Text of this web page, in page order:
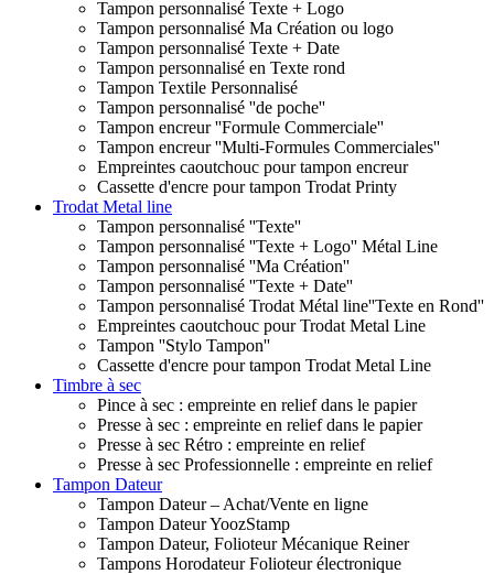
Tampon personnalisé Texte + Logo
Tampon personnalisé Ma Création ou logo
Tampon personnalisé Texte + Date
Tampon personnalisé en Texte rond
Tampon Textile Personnalisé
Tampon personnalisé ''de poche''
Tampon encreur ''Formule Commerciale''
Tampon encreur ''Multi-Formules Commerciales''
Empreintes caoutchouc pour tampon encreur
Cassette d'encre pour tampon Trodat Printy
Trodat Metal line
Tampon personnalisé ''Texte''
Tampon personnalisé ''Texte + Logo'' Métal Line
Tampon personnalisé ''Ma Création''
Tampon personnalisé ''Texte + Date''
Tampon personnalisé Trodat Métal line''Texte en Rond''
Empreintes caoutchouc pour Trodat Metal Line
Tampon ''Stylo Tampon''
Cassette d'encre pour tampon Trodat Metal Line
Timbre à sec
Pince à sec : empreinte en relief dans le papier
Presse à sec : empreinte en relief dans le papier
Presse à sec Rétro : empreinte en relief
Presse à sec Professionnelle : empreinte en relief
Tampon Dateur
Tampon Dateur – Achat/Vente en ligne
Tampon Dateur YoozStamp
Tampon Dateur, Folioteur Mécanique Reiner
Tampons Horodateur Folioteur électronique